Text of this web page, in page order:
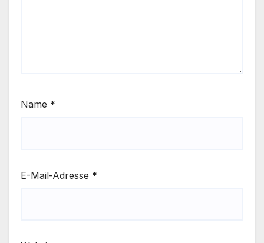
Name *
E-Mail-Adresse *